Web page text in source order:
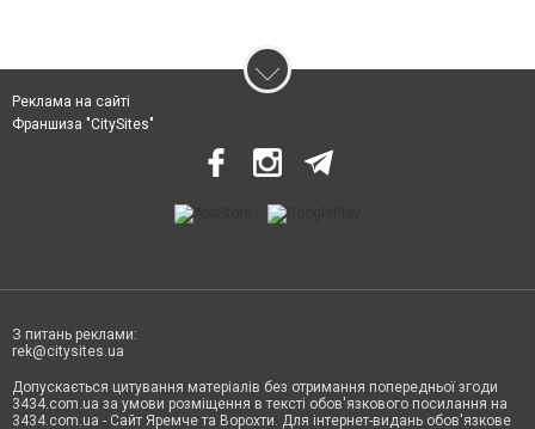
Реклама на сайті
Франшиза "CitySites"
З питань реклами:
rek@citysites.ua
Допускається цитування матеріалів без отримання попередньої згоди
3434.com.ua за умови розміщення в тексті обов'язкового посилання на
3434.com.ua - Сайт Яремче та Ворохти. Для інтернет-видань обов'язкове